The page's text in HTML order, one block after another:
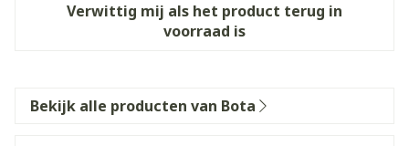
Verwittig mij als het product terug in
voorraad is
Bekijk alle producten van Bota